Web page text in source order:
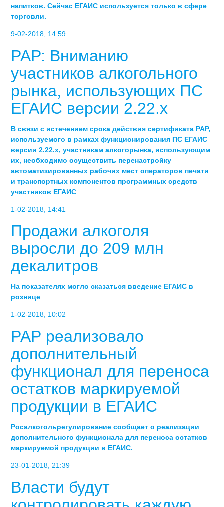
напитков. Сейчас ЕГАИС используется только в сфере
торговли.
9-02-2018, 14:59
РАР: Вниманию
участников алкогольного
рынка, использующих ПС
ЕГАИС версии 2.22.x
В связи с истечением срока действия сертификата РАР,
используемого в рамках функционирования ПС ЕГАИС
версии 2.22.x, участникам алкогорынка, использующим
их, необходимо осуществить перенастройку
автоматизированных рабочих мест операторов печати
и транспортных компонентов программных средств
участников ЕГАИС
1-02-2018, 14:41
Продажи алкоголя
выросли до 209 млн
декалитров
На показателях могло сказаться введение ЕГАИС в
рознице
1-02-2018, 10:02
РАР реализовало
дополнительный
функционал для переноса
остатков маркируемой
продукции в ЕГАИС
Росалкогольрегулирование сообщает о реализации
дополнительного функционала для переноса остатков
маркируемой продукции в ЕГАИС.
23-01-2018, 21:39
Власти будут